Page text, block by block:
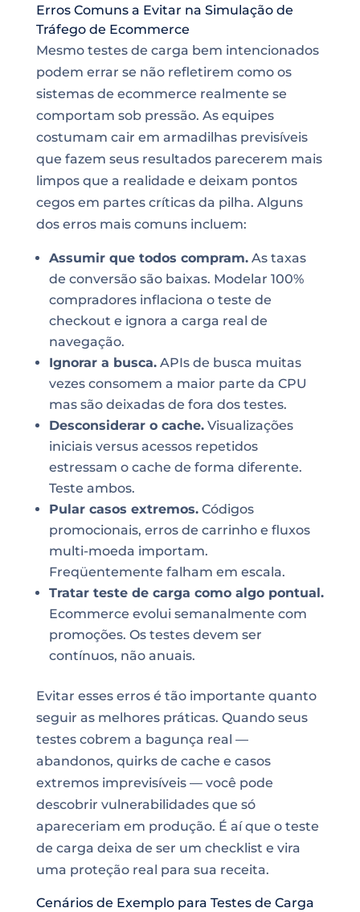
Erros Comuns a Evitar na Simulação de
Tráfego de Ecommerce
Mesmo testes de carga bem intencionados
podem errar se não refletirem como os
sistemas de ecommerce realmente se
comportam sob pressão. As equipes
costumam cair em armadilhas previsíveis
que fazem seus resultados parecerem mais
limpos que a realidade e deixam pontos
cegos em partes críticas da pilha. Alguns
dos erros mais comuns incluem:
Assumir que todos compram.As taxas
de conversão são baixas. Modelar 100%
compradores inflaciona o teste de
checkout e ignora a carga real de
navegação.
Ignorar a busca.APIs de busca muitas
vezes consomem a maior parte da CPU
mas são deixadas de fora dos testes.
Desconsiderar o cache.Visualizações
iniciais versus acessos repetidos
estressam o cache de forma diferente.
Teste ambos.
Pular casos extremos.Códigos
promocionais, erros de carrinho e fluxos
multi-moeda importam.
Freqüentemente falham em escala.
Tratar teste de carga como algo pontual.
Ecommerce evolui semanalmente com
promoções. Os testes devem ser
contínuos, não anuais.
Evitar esses erros é tão importante quanto
seguir as melhores práticas. Quando seus
testes cobrem a bagunça real —
abandonos, quirks de cache e casos
extremos imprevisíveis — você pode
descobrir vulnerabilidades que só
apareceriam em produção. É aí que o teste
de carga deixa de ser um checklist e vira
uma proteção real para sua receita.
Cenários de Exemplo para Testes de Carga